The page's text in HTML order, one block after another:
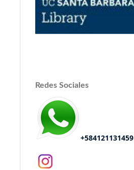
Redes Sociales
+584121131459